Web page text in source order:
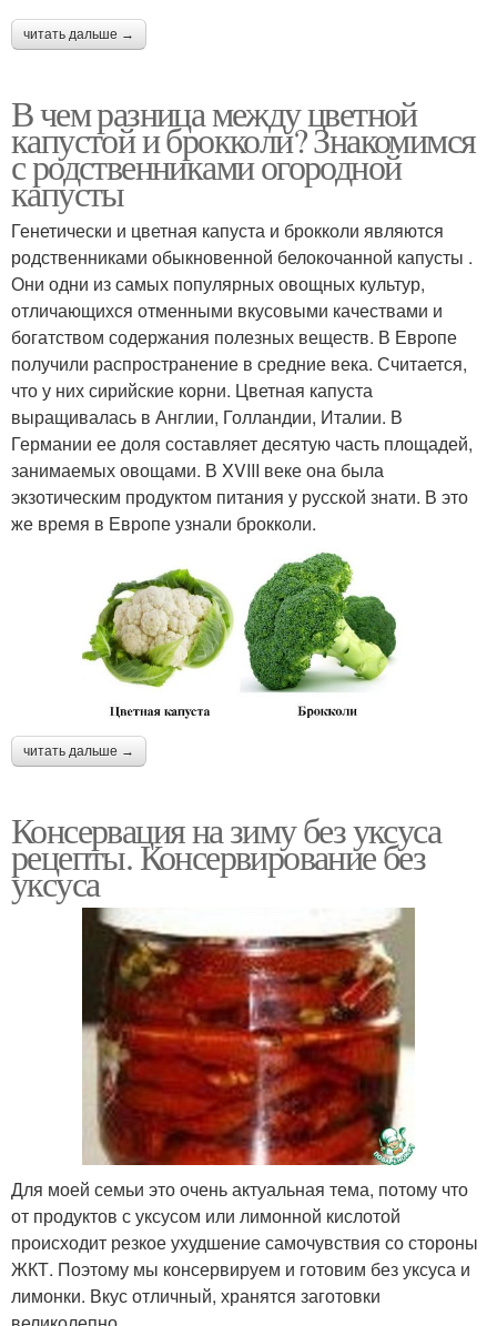
читать дальше →
В чем разница между цветной
капустой и брокколи? Знакомимся
с родственниками огородной
капусты
Генетически и цветная капуста и брокколи являются
родственниками обыкновенной белокочанной капусты .
Они одни из самых популярных овощных культур,
отличающихся отменными вкусовыми качествами и
богатством содержания полезных веществ. В Европе
получили распространение в средние века. Считается,
что у них сирийские корни. Цветная капуста
выращивалась в Англии, Голландии, Италии. В
Германии ее доля составляет десятую часть площадей,
занимаемых овощами. В XVIII веке она была
экзотическим продуктом питания у русской знати. В это
же время в Европе узнали брокколи.
читать дальше →
Консервация на зиму без уксуса
рецепты. Консервирование без
уксуса
Для моей семьи это очень актуальная тема, потому что
от продуктов с уксусом или лимонной кислотой
происходит резкое ухудшение самочувствия со стороны
ЖКТ. Поэтому мы консервируем и готовим без уксуса и
лимонки. Вкус отличный, хранятся заготовки